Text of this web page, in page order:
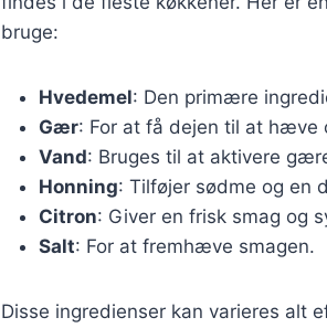
bruge:
Hvedemel: Den primære
Gær: For at få dejen til at hæve
Vand: Bruges til at aktivere
Honning: Tilføjer sødme og en
Citron: Giver en frisk smag og
Salt: For at fremhæve smagen.
Disse ingredienser kan varieres alt